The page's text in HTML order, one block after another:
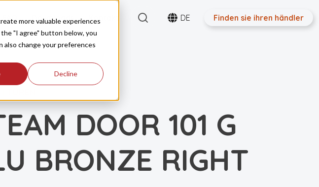
more valuable experiences
"I agree" button below, you
also change your preferences
Decline
FAQ Downloads Kontakt SearchDE Finden sie ihren händler
DOOR 101 G
BRONZE RIGHT